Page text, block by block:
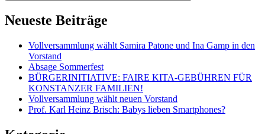
Neueste Beiträge
Vollversammlung wählt Samira Patone und Ina Gamp in den
Vorstand
Absage Sommerfest
BÜRGERINITIATIVE: FAIRE KITA-GEBÜHREN FÜR
KONSTANZER FAMILIEN!
Vollversammlung wählt neuen Vorstand
Prof. Karl Heinz Brisch: Babys lieben Smartphones?